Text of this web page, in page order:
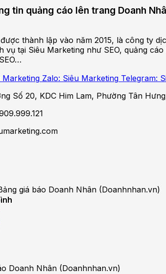
tin quảng cáo lên trang Doanh
thành lập vào năm 2015, là công ty
vụ tại Siêu Marketing như SEO, quảng
Marketing Zalo: Siêu Marketing Telegram:
Số 20, KDC Him Lam, Phường Tân
giá báo Doanh Nhân (Doanhnhan.vn)
Doanh Nhân (Doanhnhan.vn)